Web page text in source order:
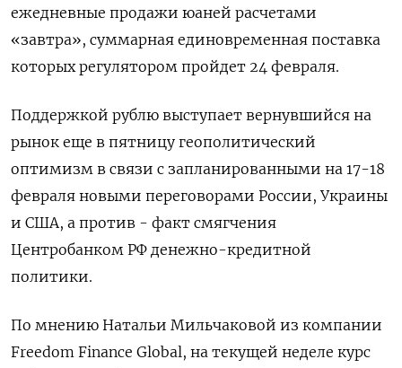
ежедневные продажи юаней ​расчетами
«завтра», суммарная единовременная поставка
которых регулятором пройдет 24 февраля.
Поддержкой рублю выступает вернувшийся на
рынок еще в пятницу геополитический
оптимизм в связи ‌с запланированными на 17-18
февраля новыми переговорами России, Украины
и США, а против - факт смягчения
Центробанком РФ денежно-кредитной
политики.
По мнению Натальи Мильчаковой ​из компании
Freedom Finance Global, на текущей неделе курс